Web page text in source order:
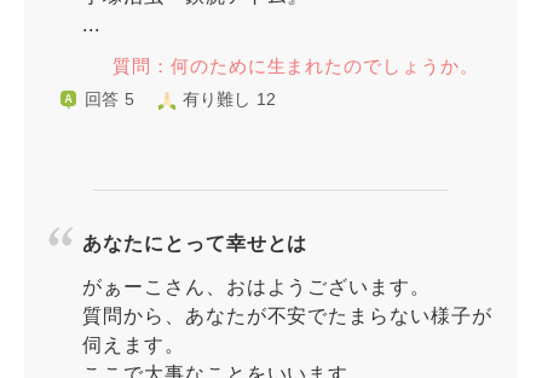
...
質問：何のために生まれたのでしょうか。
回答 5 有り難し 12
あなたにとって幸せとは
がぁーこさん、おはようございます。
質問から、あなたが不安でたまらない様子が
伺えます。
ここで大事なことをいいます。